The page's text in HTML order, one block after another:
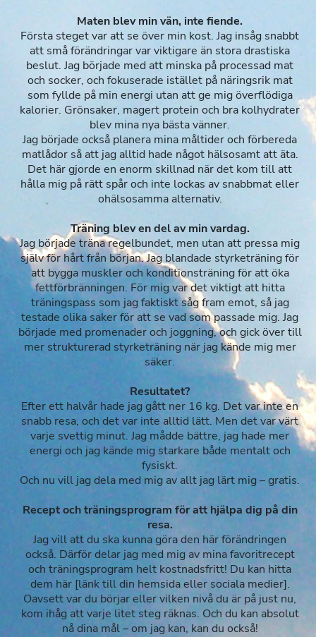
Maten blev min vän, inte fiende.
Första steget var att se över min kost. Jag insåg snabbt
att små förändringar var viktigare än stora drastiska
beslut. Jag började med att minska på processad mat
och socker, och fokuserade istället på näringsrik mat
som fyllde på min energi utan att ge mig överflödiga
kalorier. Grönsaker, magert protein och bra kolhydrater
blev mina nya bästa vänner.
Jag började också planera mina måltider och förbereda
matlådor så att jag alltid hade något hälsosamt att äta.
Det här gjorde en enorm skillnad när det kom till att
hålla mig på rätt spår och inte lockas av snabbmat eller
ohälsosamma alternativ.
Träning blev en del av min vardag.
Jag började träna regelbundet, men utan att pressa mig
själv för hårt från början. Jag blandade styrketräning för
att bygga muskler och konditionsträning för att öka
fettförbränningen. För mig var det viktigt att hitta
träningspass som jag faktiskt såg fram emot, så jag
testade olika saker för att se vad som passade mig. Jag
började med promenader och joggning, och gick över till
mer strukturerad styrketräning när jag kände mig mer
säker.
Resultatet?
Efter ett halvår hade jag gått ner 16 kg. Det var inte en
snabb resa, och det var inte alltid lätt. Men det var värt
varje svettig minut. Jag mådde bättre, jag hade mer
energi och jag kände mig starkare både mentalt och
fysiskt.
Och nu vill jag dela med mig av allt jag lärt mig – gratis.
Recept och träningsprogram för att hjälpa dig på din
resa.
Jag vill att du ska kunna göra den här förändringen
också. Därför delar jag med mig av mina favoritrecept
och träningsprogram helt kostnadsfritt! Du kan hitta
dem här [länk till din hemsida eller sociala medier].
Oavsett var du börjar eller vilken nivå du är på just nu,
kom ihåg att varje litet steg räknas. Och du kan absolut
nå dina mål – om jag kan, kan du också!